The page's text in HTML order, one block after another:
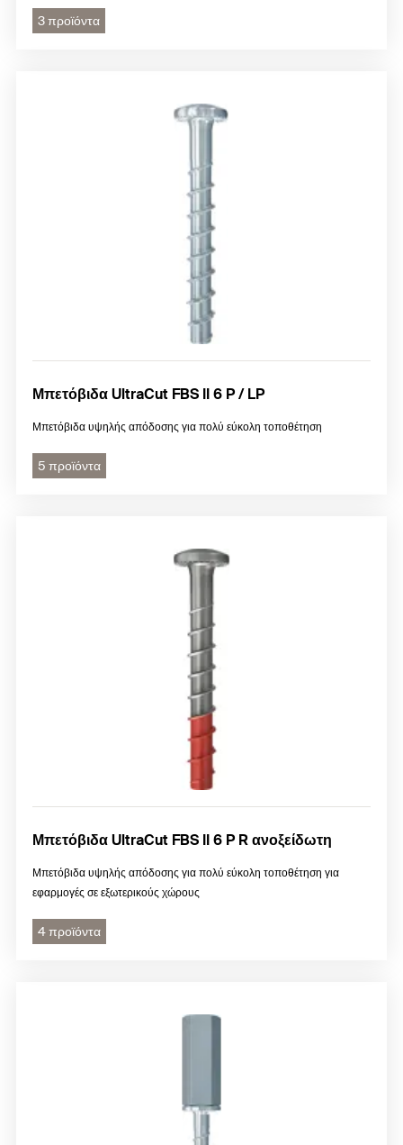
3 προϊόντα
Μπετόβιδα UltraCut FBS II 6 P / LP
Μπετόβιδα υψηλής απόδοσης για πολύ εύκολη τοποθέτηση
5 προϊόντα
Μπετόβιδα UltraCut FBS II 6 P R ανοξείδωτη
Μπετόβιδα υψηλής απόδοσης για πολύ εύκολη τοποθέτηση για
εφαρμογές σε εξωτερικούς χώρους
4 προϊόντα